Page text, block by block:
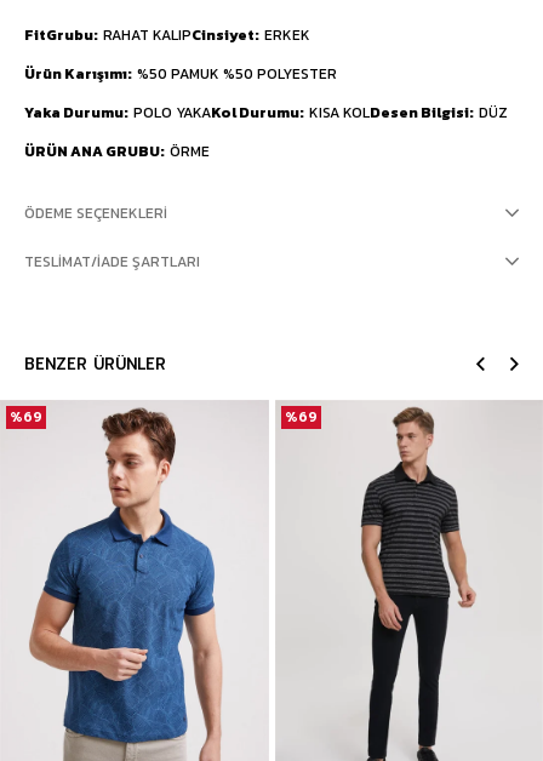
FitGrubu RAHAT KALIPCinsiyet ERKEK
Ürün Karışımı %50 PAMUK %50 POLYESTER
Yaka Durumu POLO YAKAKol Durumu KISA KOLDesen Bilgisi DÜZ
ÜRÜN ANA GRUBU ÖRME
ÖDEME SEÇENEKLERI
TESLIMAT/İADE ŞARTLARI
BENZER ÜRÜNLER
%69 %69